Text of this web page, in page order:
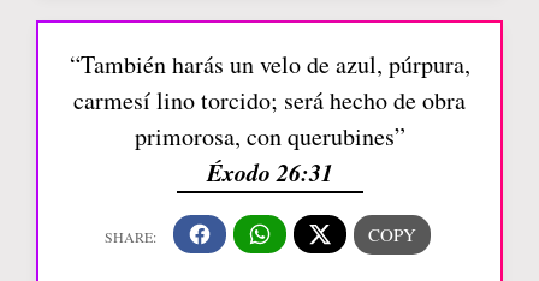
“También harás un velo de azul, púrpura,
carmesí lino torcido; será hecho de obra
primorosa, con querubines”
Éxodo 26:31